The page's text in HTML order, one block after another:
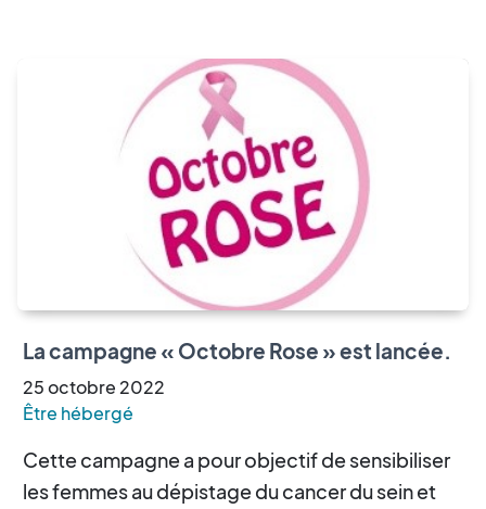
La campagne « Octobre Rose » est lancée.
25octobre2022
Être hébergé
Cette campagne a pour objectif de sensibiliser
les femmes au dépistage du cancer du sein et